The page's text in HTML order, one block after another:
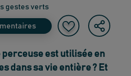
gestes verts
perceuse est utilisée en
dans sa vie entière? Et